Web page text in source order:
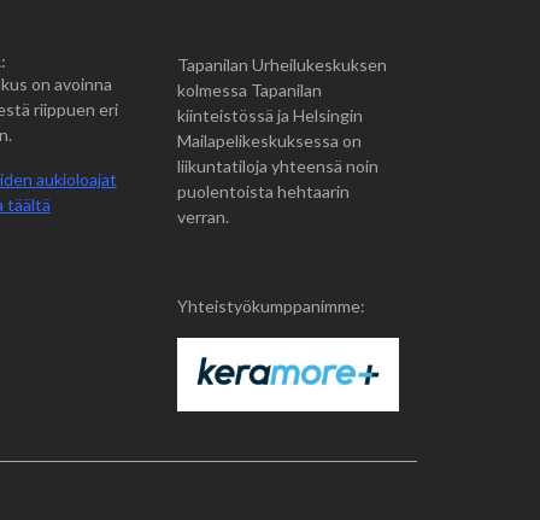
on avoinna
riippuen eri
aukioloajat
täältä
Tapanilan Urheilukeskuksen
kolmessa Tapanilan
kiinteistössä ja Helsingin
Mailapelikeskuksessa on
liikuntatiloja yhteensä noin
puolentoista hehtaarin
verran.
Yhteistyökumppanimme: